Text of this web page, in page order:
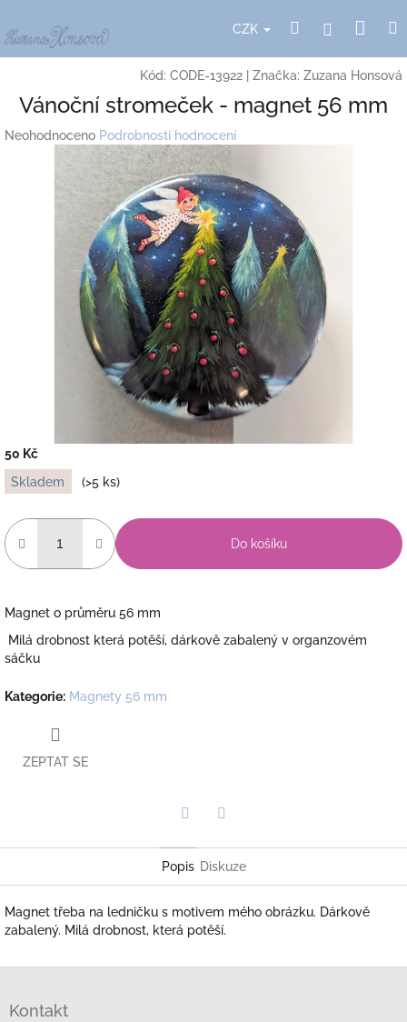
na
obsah
CZK HledatPřihlášení
Kód: CODE-13922 Značka: Zuzana Honsová
Vánoční stromeček - magnet 56 mm
Průměrné
Neohodnoceno Podrobnosti hodnocení
50 Kč
Měrná
cena:
Skladem (>5 ks)
Do košíku
Magnet o průměru 56 mm
Milá drobnost která potěší, dárkově zabalený v organzovém
sáčku
Kategorie: Magnety 56 mm
ZEPTAT SE
Popis Diskuze
Magnet třeba na ledničku s motivem mého obrázku. Dárkově
zabalený. Milá drobnost, která potěší.
Kontakt